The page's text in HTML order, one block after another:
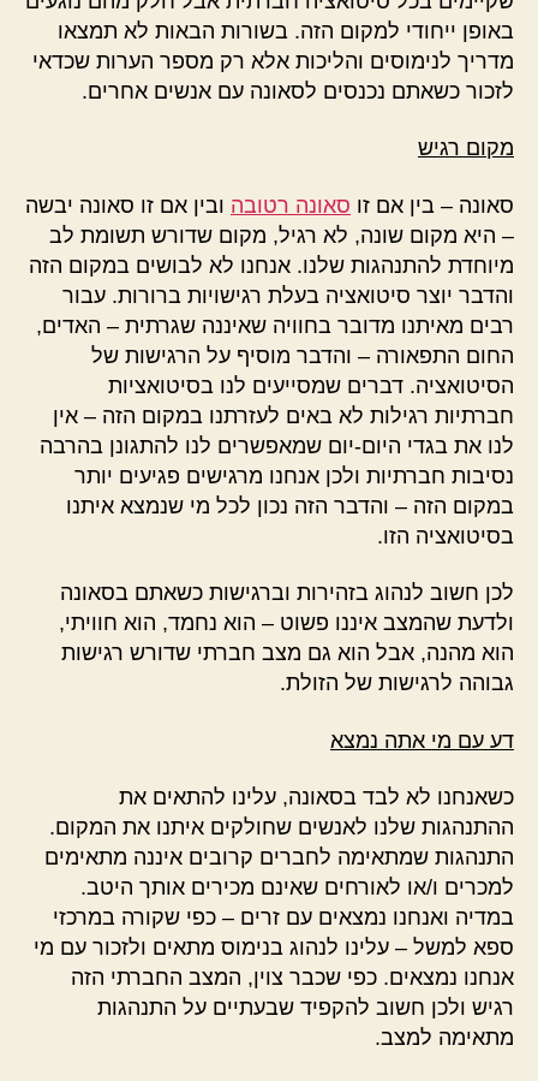
באופן ייחודי למקום הזה. בשורות הבאות לא תמצאו
מדריך לנימוסים והליכות אלא רק מספר הערות שכדאי
לזכור כשאתם נכנסים לסאונה עם אנשים אחרים.
מקום רגיש
סאונה – בין אם זו סאונה רטובה ובין אם זו סאונה יבשה
– היא מקום שונה, לא רגיל, מקום שדורש תשומת לב
מיוחדת להתנהגות שלנו. אנחנו לא לבושים במקום הזה
והדבר יוצר סיטואציה בעלת רגישויות ברורות. עבור
רבים מאיתנו מדובר בחוויה שאיננה שגרתית – האדים,
החום התפאורה – והדבר מוסיף על הרגישות של
הסיטואציה. דברים שמסייעים לנו בסיטואציות
חברתיות רגילות לא באים לעזרתנו במקום הזה – אין
לנו את בגדי היום-יום שמאפשרים לנו להתגונן בהרבה
נסיבות חברתיות ולכן אנחנו מרגישים פגיעים יותר
במקום הזה – והדבר הזה נכון לכל מי שנמצא איתנו
בסיטואציה הזו.
לכן חשוב לנהוג בזהירות וברגישות כשאתם בסאונה
ולדעת שהמצב איננו פשוט – הוא נחמד, הוא חוויתי,
הוא מהנה, אבל הוא גם מצב חברתי שדורש רגישות
גבוהה לרגישות של הזולת.
דע עם מי אתה נמצא
כשאנחנו לא לבד בסאונה, עלינו להתאים את
ההתנהגות שלנו לאנשים שחולקים איתנו את המקום.
התנהגות שמתאימה לחברים קרובים איננה מתאימים
למכרים ו/או לאורחים שאינם מכירים אותך היטב.
במדיה ואנחנו נמצאים עם זרים – כפי שקורה במרכזי
ספא למשל – עלינו לנהוג בנימוס מתאים ולזכור עם מי
אנחנו נמצאים. כפי שכבר צוין, המצב החברתי הזה
רגיש ולכן חשוב להקפיד שבעתיים על התנהגות
מתאימה למצב.